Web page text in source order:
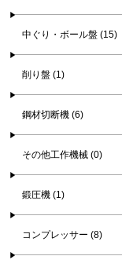
中ぐり・ボール盤 (15)
削り盤 (1)
鋼材切断機 (6)
その他工作機械 (0)
鍛圧機 (1)
コンプレッサー (8)